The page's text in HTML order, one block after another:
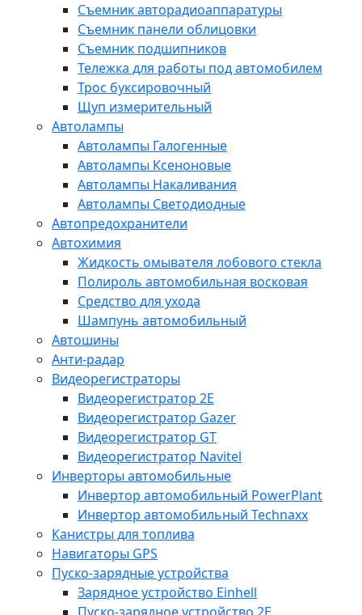
Съемник авторадиоаппаратуры
Съемник панели облицовки
Съемник подшипников
Тележка для работы под автомобилем
Трос буксировочный
Щуп измерительный
Автолампы
Автолампы Галогенные
Автолампы Ксеноновые
Автолампы Накаливания
Автолампы Светодиодные
Автопредохранители
Автохимия
Жидкость омывателя лобового стекла
Полироль автомобильная восковая
Средство для ухода
Шампунь автомобильный
Автошины
Анти-радар
Видеорегистраторы
Видеорегистратор 2E
Видеорегистратор Gazer
Видеорегистратор GT
Видеорегистратор Navitel
Инверторы автомобильные
Инвертор автомобильный PowerPlant
Инвертор автомобильный Technaxx
Канистры для топлива
Навигаторы GPS
Пуско-зарядные устройства
Зарядное устройство Einhell